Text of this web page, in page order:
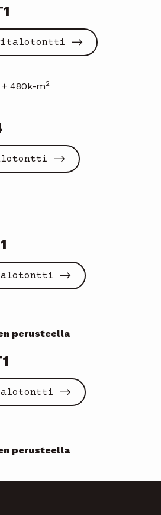
480k-m2
perusteella
perusteella